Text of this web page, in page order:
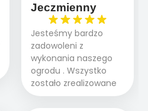
Jeczmienny
Jesteśmy bardzo
zadowoleni z
wykonania naszego
ogrodu . Wszystko
zostało zrealizowane
fachowo, rzetelnie i